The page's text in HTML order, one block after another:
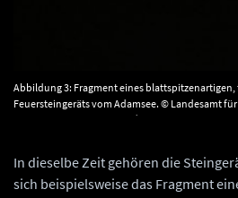
Abbildung 3: Fragment eines
Feuersteingeräts vom Adamsee. © Landesamt
Sachsen-Anhalt, Juraj Lipták.
In dieselbe Zeit gehören die
sich beispielsweise das Fragment